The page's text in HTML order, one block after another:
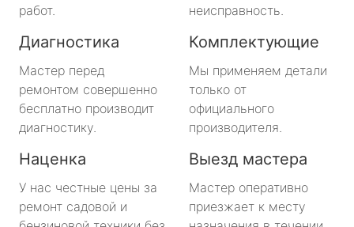
работ.
неисправность.
Диагностика
Мастер перед
ремонтом совершенно
бесплатно производит
диагностику.
Комплектующие
Мы применяем детали
только от
официального
производителя.
Наценка
У нас честные цены за
ремонт садовой и
Выезд мастера
Мастер оперативно
приезжает к месту